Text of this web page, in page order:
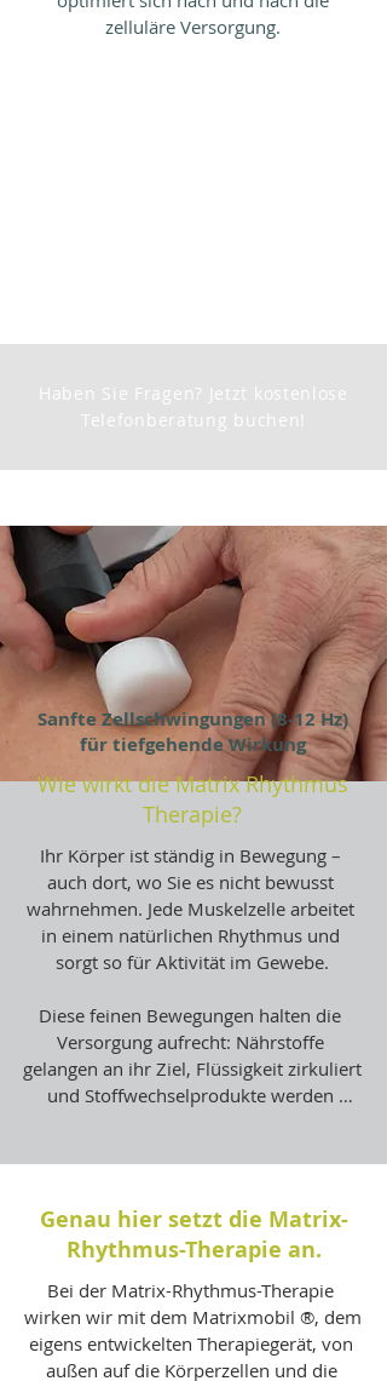
zelluläre Versorgung.
Haben Sie Fragen? Jetzt kostenlose
Telefonberatung buchen!
Sanfte Zellschwingungen (8-12 Hz)
für tiefgehende Wirkung
Wie wirkt die Matrix Rhythmus
Therapie?
Ihr Körper ist ständig in Bewegung –
auch dort, wo Sie es nicht bewusst
wahrnehmen. Jede Muskelzelle arbeitet
in einem natürlichen Rhythmus und
sorgt so für Aktivität im Gewebe.
Diese feinen Bewegungen halten die
Versorgung aufrecht: Nährstoffe
gelangen an ihr Ziel, Flüssigkeit zirkuliert
und Stoffwechselprodukte werden
Versorgungs- und Reinigungssystem
vorstellen. Gerät dieser Rhythmus aus
dem Takt, können Schmerzen und
Bewegungseinschränkungen entstehen.
Kommt es zu Störungen im
Genau hier setzt die Matrix-
Rhythmus-Therapie an.
Bei der Matrix-Rhythmus-Therapie
wirken wir mit dem Matrixmobil ®, dem
eigens entwickelten Therapiegerät, von
außen auf die Körperzellen und die